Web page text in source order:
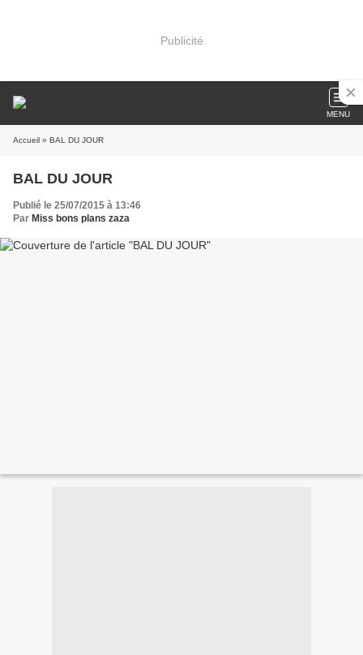
Publicité
MENU
Accueil » BAL DU JOUR
BAL DU JOUR
Publié le 25/07/2015 à 13:46
Par Miss bons plans zaza